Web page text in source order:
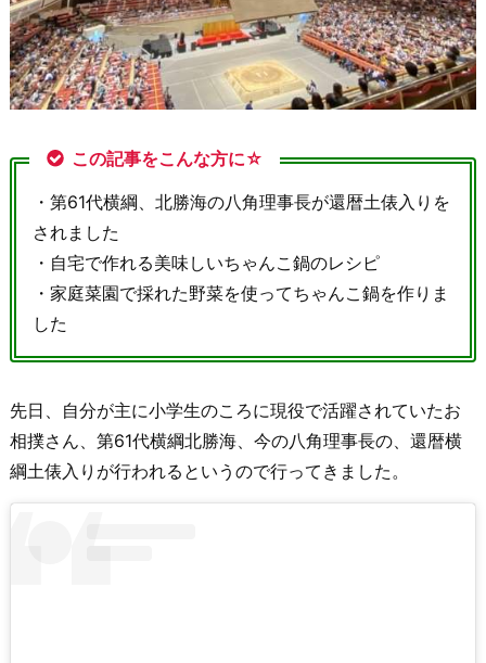
この記事をこんな方に☆
・第61代横綱、北勝海の八角理事長が還暦土俵入りを
されました
・自宅で作れる美味しいちゃんこ鍋のレシピ
・家庭菜園で採れた野菜を使ってちゃんこ鍋を作りま
した
先日、自分が主に小学生のころに現役で活躍されていたお
相撲さん、第61代横綱北勝海、今の八角理事長の、還暦横
綱土俵入りが行われるというので行ってきました。